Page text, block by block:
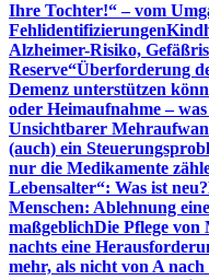
Ihre Tochter!“ – vom
Fehlidentifizierungen
Alzheimer-Risiko,
Reserve“Überforderung
Demenz unterstützen
oder Heimaufnahme –
Unsichtbarer
(auch) ein
nur die Medikamente
Lebensalter“: Was ist neu?
Menschen: Ablehnung
maßgeblichDie Pflege von
nachts eine
mehr, als nicht von A